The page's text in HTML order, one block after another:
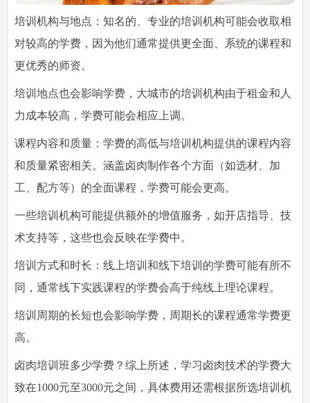
培训机构与地点：知名的、专业的培训机构可能会收取相
对较高的学费，因为他们通常提供更全面、系统的课程和
更优秀的师资。
培训地点也会影响学费，大城市的培训机构由于租金和人
力成本较高，学费可能会相应上调。
课程内容和质量：学费的高低与培训机构提供的课程内容
和质量紧密相关。涵盖卤肉制作各个方面（如选材、加
工、配方等）的全面课程，学费可能会更高。
一些培训机构可能提供额外的增值服务，如开店指导、技
术支持等，这些也会反映在学费中。
培训方式和时长：线上培训和线下培训的学费可能有所不
同，通常线下实践课程的学费会高于纯线上理论课程。
培训周期的长短也会影响学费，周期长的课程通常学费更
高。
卤肉培训班多少学费？综上所述，学习卤肉技术的学费大
致在1000元至3000元之间，具体费用还需根据所选培训机